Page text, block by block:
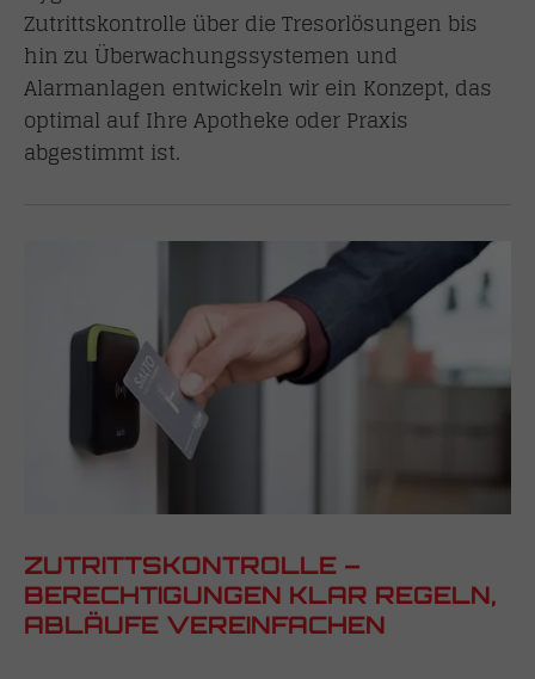
Zutrittskontrolle über die Tresorlösungen bis
hin zu Überwachungssystemen und
Alarmanlagen entwickeln wir ein Konzept, das
optimal auf Ihre Apotheke oder Praxis
abgestimmt ist.
ZUTRITTSKONTROLLE –
BERECHTIGUNGEN KLAR REGELN,
ABLÄUFE VEREINFACHEN